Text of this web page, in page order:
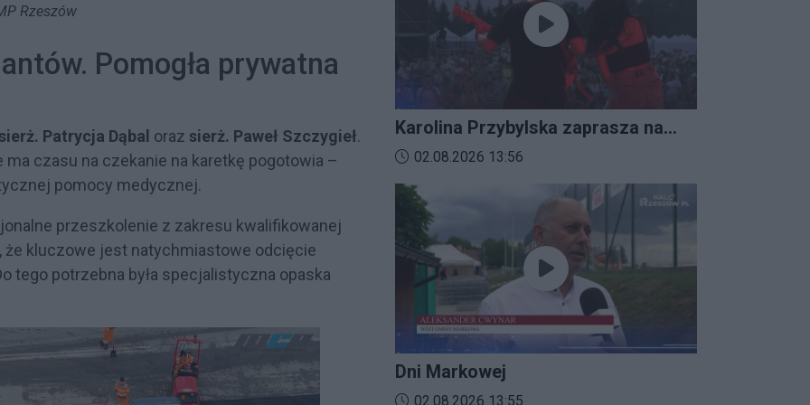
Rzeszów
Pomogła prywatna
sierż. Patrycja Dąbal oraz sierż. Paweł Szczygieł.
czasu na czekanie na karetkę pogotowia –
pomocy medycznej.
przeszkolenie z zakresu kwalifikowanej
że kluczowe jest natychmiastowe odcięcie
tego potrzebna była specjalistyczna opaska
Karolina Przybylska zaprasza na
Imprezalia 2026
Data dodania materiału wideo:
02.08.2026 13:56
Dni Markowej
Data dodania materiału wideo:
02.08.2026 13:55